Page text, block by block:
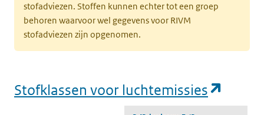
stofadviezen. Stoffen kunnen echter tot een groep
behoren waarvoor wel gegevens voor RIVM
stofadviezen zijn opgenomen.
Stofklassen voor luchtemissies